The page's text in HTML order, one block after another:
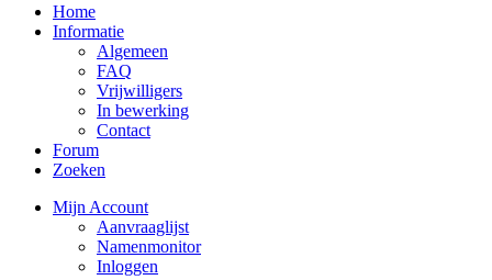
Home
Informatie
Algemeen
FAQ
Vrijwilligers
In bewerking
Contact
Forum
Zoeken
Mijn Account
Aanvraaglijst
Namenmonitor
Inloggen